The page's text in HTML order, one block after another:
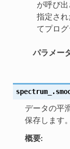
が呼び
指定さ
てプログ
パラメー
データの平
保存します。
概要: